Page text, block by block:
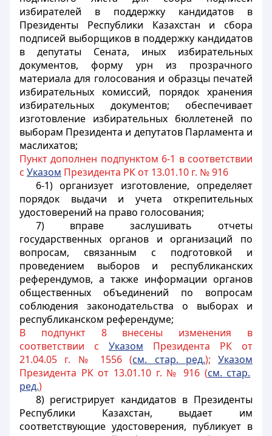
избирателей в поддержку кандидатов в
Президенты Республики Казахстан и сбора
подписей выборщиков в поддержку кандидатов
в депутаты Сената, иных избирательных
документов,форму урн из прозрачного
материала для голосования и образцыпечатей
избирательных комиссий, порядок хранения
избирательных документов; обеспечивает
изготовление избирательных бюллетеней по
выборам Президента и депутатов Парламента и
маслихатов;
Пункт дополнен подпунктом 6-1 в соответствии
с Указом Президента РК от 13.01.10 г. № 916
6-1) организует изготовление, определяет
порядок выдачи и учета открепительных
удостоверений на право голосования;
7) вправе заслушивать отчеты
государственных органов и организаций по
вопросам, связанным с подготовкой и
проведением выборов и республиканских
референдумов, а также информации органов
общественных объединений по вопросам
соблюдения законодательства о выборах и
республиканском референдуме;
В подпункт 8 внесены изменения в
соответствии с Указом Президента РК от
21.04.05 г. № 1556 (см. стар. ред.); Указом
Президента РК от 13.01.10 г. № 916 (см. стар.
ред.)
8) регистрирует кандидатов в Президенты
Республики Казахстан, выдает им
соответствующие удостоверения, публикует в